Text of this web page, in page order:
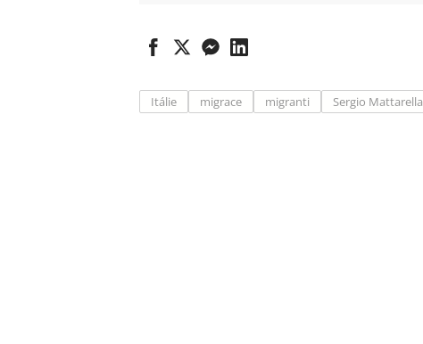
Itálie migrace migranti Sergio Mattarella